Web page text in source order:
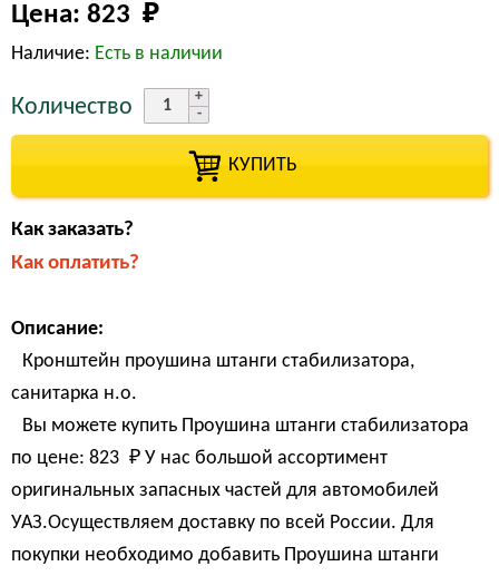
Цена: 823 ₽
Наличие: Есть в наличии
Количество
КУПИТЬ
Как заказать?
Как оплатить?
Описание:
Кронштейн проушина штанги стабилизатора,
санитарка н.о.
Вы можете купить Проушина штанги стабилизатора
по цене: 823 ₽ У нас большой ассортимент
оригинальных запасных частей для автомобилей
УАЗ.Осуществляем доставку по всей России. Для
покупки необходимо добавить Проушина штанги